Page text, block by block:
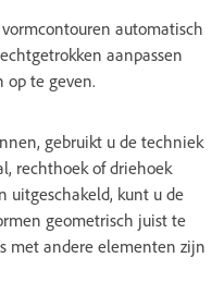
automatisch
aanpassen
op te geven.
gebruikt u de techniek
rechthoek of driehoek
uitgeschakeld, kunt u de
geometrisch juist te
met andere elementen zijn